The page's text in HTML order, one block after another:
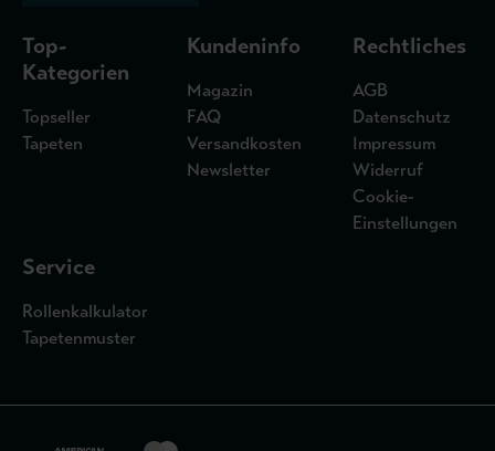
Top-
Kategorien
Topseller
Tapeten
Kundeninfo
Magazin
FAQ
Versandkosten
Newsletter
Rechtliches
AGB
Datenschutz
Impressum
Widerruf
Cookie-
Einstellungen
Service
Rollenkalkulator
Tapetenmuster